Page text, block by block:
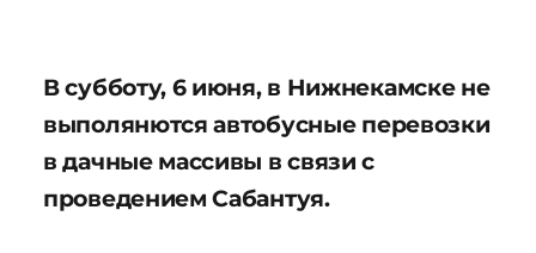
В субботу, 6 июня, в Нижнекамске не
выполянются автобусные перевозки
в дачные массивы в связи с
проведением Сабантуя.